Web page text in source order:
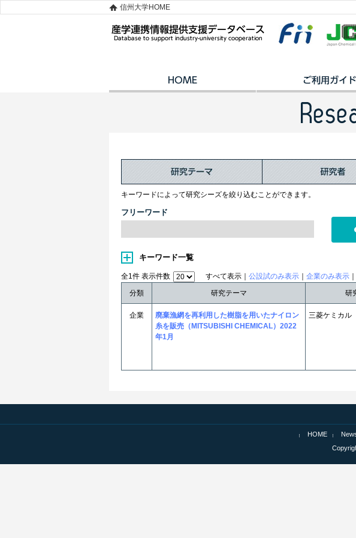
信州大学HOME
キーワードによって研究シーズを絞り込むことができます。
フリーワード
キーワード一覧
全1件 表示件数 すべて表示｜ 公設試のみ表示 企業のみ表示
分類 研究テーマ 研
企業
廃棄漁網を再利用した樹脂を用いたナイロン
糸を販売（MITSUBISHI CHEMICAL）2022
年1月
三菱ケミカル
HOME